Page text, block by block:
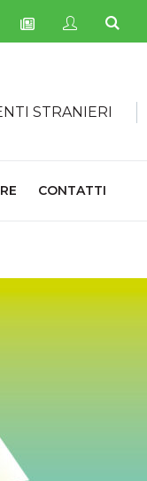
Calendario Eventi
IconaIcona My
STRANIERI
CONTATTI